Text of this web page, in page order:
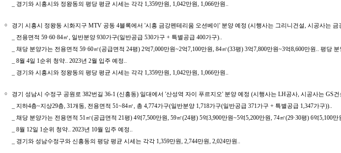
_ 경기와 시흥시와 정왕동의 평당 평균 시세는 각각 1,359만원, 1,042만원, 1,066만원..
￮
경기 시흥시 정왕동 시화지구 MTV 공동 4블록에서 '시흥 금강펜테리움 오션베이' 분양 예정 (시행사는 그리니건설, 시공사는 금
_ 전용면적 59·60·84㎡, 일반분양 930가구(일반공급 530가구 + 특별공급 400가구)..
_ 채당 분양가는 전용면적 59·60㎡(공급면적 24평) 2억7,000만원~2억7,100만원, 84㎡(33평) 3억7,800만원~3억8,600만원.. 평당
_ 8월 4일 1순위 청약.. 2023년 2월 입주 예정..
_ 경기와 시흥시와 정왕동의 평당 평균 시세는 각각 1,359만원, 1,042만원, 1,066만원..
￮
경기 성남시 수정구 공원로 382번길 36-1 (신흥동) 일대에서 '산성역 자이 푸르지오' 분양 예정 (시행사는 LH공사, 시공사는 GS
_ 지하4층~지상29층, 31개동, 전용면적 51~84㎡, 총 4,774가구(일반분양 1,718가구(일반공급 371가구 + 특별공급 1,347가구))..
_ 채당 분양가는 전용면적 51㎡(공급면적 21평) 4억7,500만원, 59㎡(24평) 5억3,900만원~5억5,200만원, 74㎡(29·30평) 6억5,100
_ 8월 12일 1순위 청약.. 2023년 10월 입주 예정..
_ 경기와 성남수정구와 신흥동의 평당 평균 시세는 각각 1,359만원, 2,744만원, 2,024만원..